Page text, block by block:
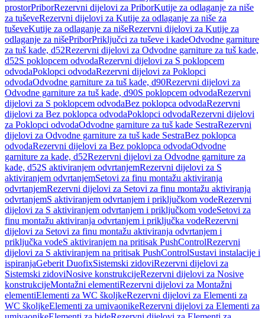
prostorPriborRezervni dijelovi za PriborKutije za odlaganje za niše
za tuševeRezervni dijelovi za Kutije za odlaganje za niše za
tuševeKutije za odlaganje za nišeRezervni dijelovi za Kutije za
odlaganje za nišePriborPriključci za tuševe i kadeOdvodne garniture
za tuš kade, d52Rezervni dijelovi za Odvodne garniture za tuš kade,
d52S poklopcem odvodaRezervni dijelovi za S poklopcem
odvodaPoklopci odvodaRezervni dijelovi za Poklopci
odvodaOdvodne garniture za tuš kade, d90Rezervni dijelovi za
Odvodne garniture za tuš kade, d90S poklopcem odvodaRezervni
dijelovi za S poklopcem odvodaBez poklopca odvodaRezervni
dijelovi za Bez poklopca odvodaPoklopci odvodaRezervni dijelovi
za Poklopci odvodaOdvodne garniture za tuš kade SestraRezervni
dijelovi za Odvodne garniture za tuš kade SestraBez poklopca
odvodaRezervni dijelovi za Bez poklopca odvodaOdvodne
garniture za kade, d52Rezervni dijelovi za Odvodne garniture za
kade, d52S aktiviranjem odvrtanjemRezervni dijelovi za S
aktiviranjem odvrtanjemSetovi za finu montažu aktiviranja
odvrtanjemRezervni dijelovi za Setovi za finu montažu aktiviranja
odvrtanjemS aktiviranjem odvrtanjem i priključkom vodeRezervni
dijelovi za S aktiviranjem odvrtanjem i priključkom vodeSetovi za
finu montažu aktiviranja odvrtanjem i priključka vodeRezervni
dijelovi za Setovi za finu montažu aktiviranja odvrtanjem i
priključka vodeS aktiviranjem na pritisak PushControlRezervni
dijelovi za S aktiviranjem na pritisak PushControlSustavi instalacije i
ispiranjaGeberit DuofixSistemski zidoviRezervni dijelovi za
Sistemski zidoviNosive konstrukcijeRezervni dijelovi za Nosive
konstrukcijeMontažni elementiRezervni dijelovi za Montažni
elementiElementi za WC školjkeRezervni dijelovi za Elementi za
WC školjkeElementi za umivaonikeRezervni dijelovi za Elementi za